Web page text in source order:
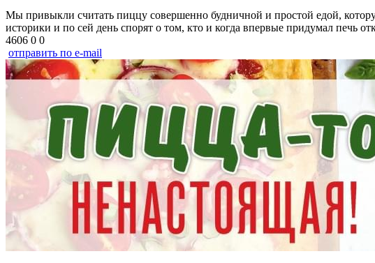
Мы привыкли считать пиццу совершенно будничной и простой едой,
историки и по сей день спорят о том, кто и когда впервые придумал печь
4606 0 0
отправить по e-mail